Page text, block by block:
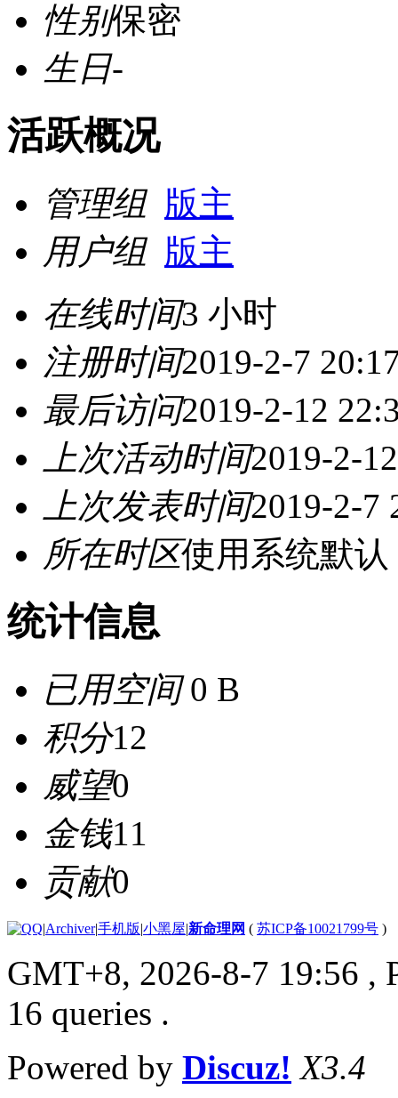
性别保密
生日-
活跃概况
管理组 版主
用户组 版主
在线时间3 小时
注册时间2019-2-7
最后访问2019-2-12
上次活动时间2019-2-
上次发表时间2019-2-7
所在时区使用系统默认
统计信息
已用空间0 B
积分12
威望0
金钱11
贡献0
|Archiver|手机版|小黑屋|新命理网 ( 苏ICP备10021799号 )
GMT+8, 2026-8-7 19:56 ,
16 queries .
Powered by Discuz! X3.4